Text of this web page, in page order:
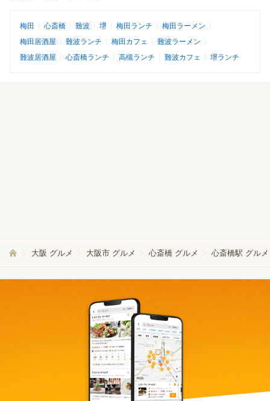
梅田 心斎橋 難波 堺 梅田ランチ
梅田ラーメン
梅田居酒屋
難波ランチ 梅田カフェ
難波ラーメン
難波居酒屋
心斎橋ランチ 高槻ランチ 難波カフェ 堺ランチ
大阪 グルメ 大阪市 グルメ 心斎橋 グルメ 心斎橋駅 グルメ